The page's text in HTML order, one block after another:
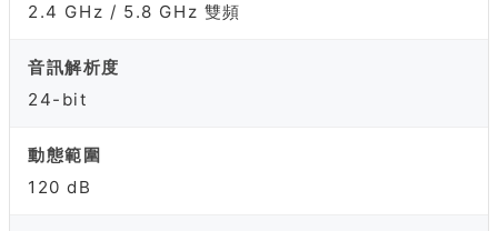
2.4 GHz / 5.8 GHz 雙頻
音訊解析度
24-bit
動態範圍
120 dB